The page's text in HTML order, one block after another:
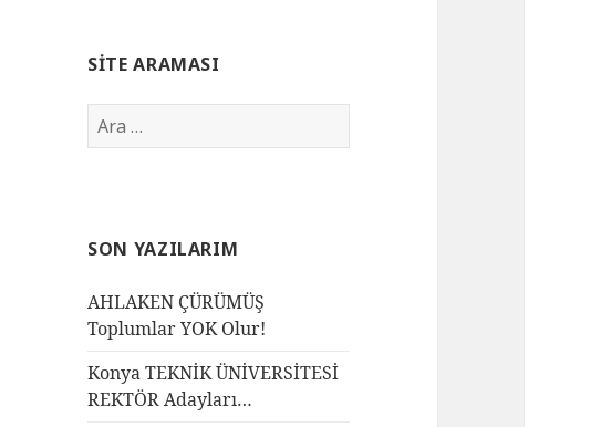
SITE ARAMASI
SON YAZILARIM
AHLAKEN ÇÜRÜMÜŞ
Toplumlar YOK Olur!
Konya TEKNİK ÜNİVERSİTESİ
REKTÖR Adayları…